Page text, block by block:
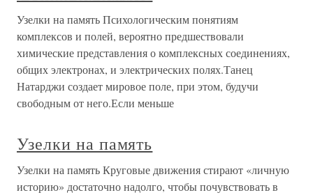
Узелки на память Психологическим понятиям
комплексов и полей, вероятно предшествовали
химические представления о комплексных соединениях,
общих электронах, и электрических полях.Танец
Натарджи создает мировое поле, при этом, будучи
свободным от него.Если меньше
Узелки на память
Узелки на память Круговые движения стирают «личную
историю» достаточно надолго, чтобы почувствовать в